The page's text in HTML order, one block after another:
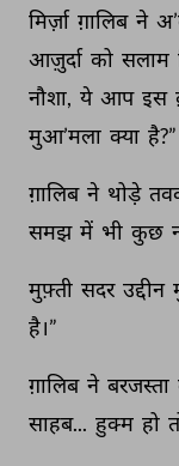
मिर्ज़ा ग़ालिब ने
आज़ुर्दा को सलाम
नौशा, ये आप इस
मुआ’मला क्या है?”
ग़ालिब ने थोड़े
समझ में भी कुछ
मुफ़्ती सदर उद्दीन
है।”
ग़ालिब ने बरजस्ता
साहब... हुक्म हो